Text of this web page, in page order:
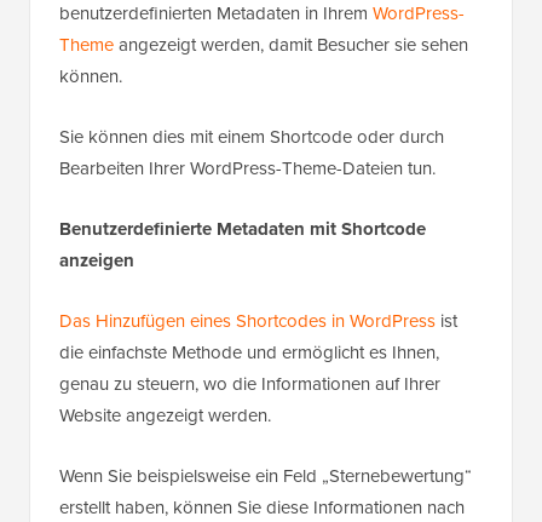
benutzerdefinierten Metadaten in Ihrem WordPress-
Themeangezeigt werden, damit Besucher sie sehen
können.
Sie können dies mit einem Shortcode oder durch
Bearbeiten Ihrer WordPress-Theme-Dateien tun.
Benutzerdefinierte Metadaten mit Shortcode
anzeigen
Das Hinzufügen eines Shortcodes in WordPress ist
die einfachste Methode und ermöglicht es Ihnen,
genau zu steuern, wo die Informationen auf Ihrer
Website angezeigt werden.
Wenn Sie beispielsweise ein Feld „Sternebewertung“
erstellt haben, können Sie diese Informationen nach